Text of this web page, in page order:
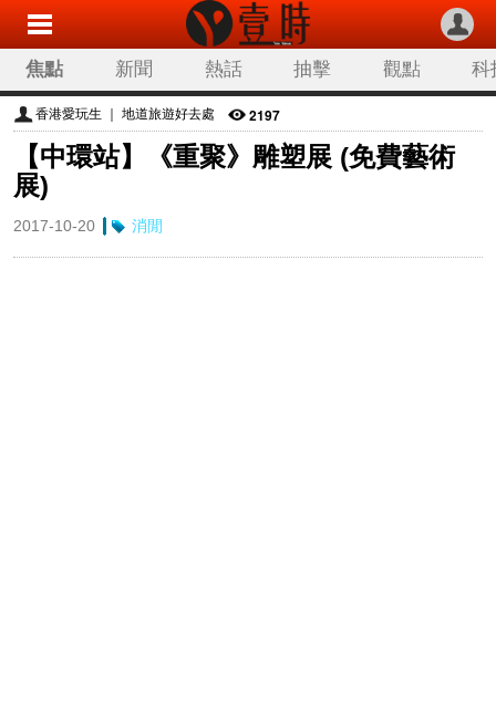
焦點 新聞 熱話 抽擊 觀點 科
香港愛玩生 ｜ 地道旅遊好去處 2197
【中環站】《重聚》雕塑展 (免費藝術
展)
2017-10-20 消閒